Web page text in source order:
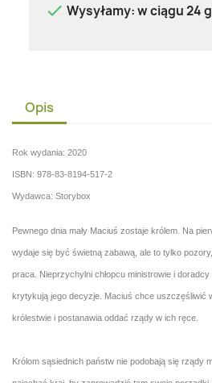
 Wysyłamy: w ciągu 24
Opis
Rok wydania: 2020
ISBN: 978-83-8194-517-2
Wydawca: Storybox
Pewnego dnia mały Maciuś zostaje królem. Na
wydaje się być świetną zabawą, ale to tylko
praca. Nieprzychylni chłopcu ministrowie i doradcy
krytykują jego decyzje. Maciuś chce uszczęśliwić
królestwie i postanawia oddać rządy w ich ręce.
Królom sąsiednich państw nie podobają się rządy